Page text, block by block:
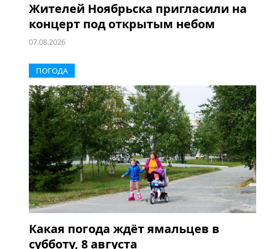
Жителей Ноябрьска пригласили на
концерт под открытым небом
07.08.2026
ПОГОДА
Какая погода ждёт ямальцев в
субботу, 8 августа